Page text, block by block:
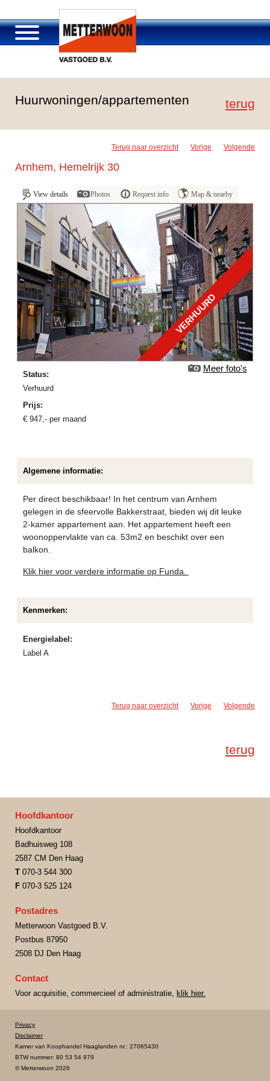
Portfolio
Huurwoningen/appartementen terug
Terug naar overzicht Vorige Volgende
Arnhem, Hemelrijk 30
View details Photos Request info Map & nearby
VERHUURD
Meer foto's
Status:
verhuurd
Prijs:
€947 ,- per maand
Algemene informatie:
Per direct beschikbaar! In het centrum van Arnhem
gelegen in de sfeervolle Bakkerstraat, bieden wij dit leuke
2-kamer appartement aan. Het appartement heeft een
woonoppervlakte van ca. 53m2 en beschikt over een
balkon.
Klik hier voor verdere informatie op Funda.
Kenmerken:
Energielabel:
Label A
Terug naar overzicht Vorige Volgende
terug
Hoofdkantoor
Hoofdkantoor
Badhuisweg 108
2587 CM Den Haag
T 070-3 544 300
F 070-3 525 124
Postadres
Metterwoon Vastgoed B.V.
Postbus 87950
2508 DJ Den Haag
Contact
Voor acquisitie, commercieel of administratie, klik hier.
Privacy
Disclaimer
Kamer van Koophandel Haaglanden nr.: 27065430
BTW nummer: 80 53 54 979
© Metterwoon 2026